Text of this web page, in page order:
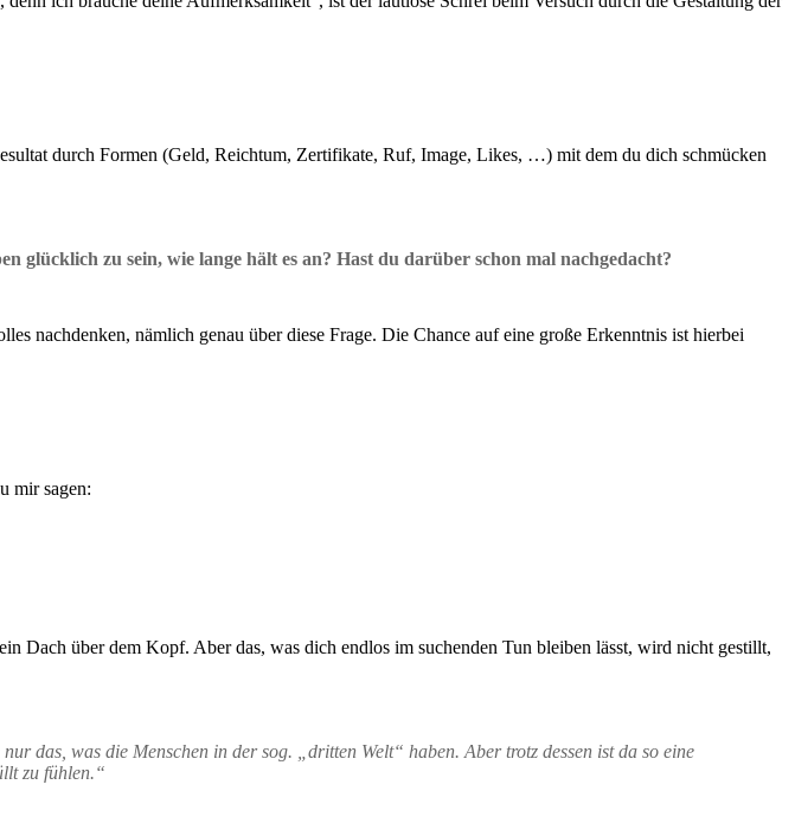
durch Formen (Geld, Reichtum, Zertifikate, Ruf, Image, Likes, …) mit dem du dich schmücken
glücklich zu sein, wie lange hält es an? Hast du darüber schon mal nachgedacht?
nachdenken, nämlich genau über diese Frage. Die Chance auf eine große Erkenntnis ist hierbei
mir sagen:
Dach über dem Kopf. Aber das, was dich endlos im suchenden Tun bleiben lässt, wird nicht gestillt,
das, was die Menschen in der sog. „dritten Welt“ haben. Aber trotz dessen ist da so eine
zu fühlen.“